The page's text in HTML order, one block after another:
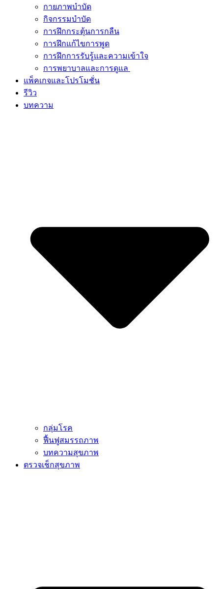
กายภาพบำบัด
กิจกรรมบำบัด
การฝึกกระตุ้นการกลืน
การฝึกแก้ไขการพูด
การฝึกการรับรู้และความเข้าใจ
การพยาบาลและการดูแล
แพ็คเกจและโปรโมชั่น
รีวิว
บทความ
กลุ่มโรค
ฟื้นฟูสมรรถภาพ
บทความสุขภาพ
ตรวจเช็กสุขภาพ